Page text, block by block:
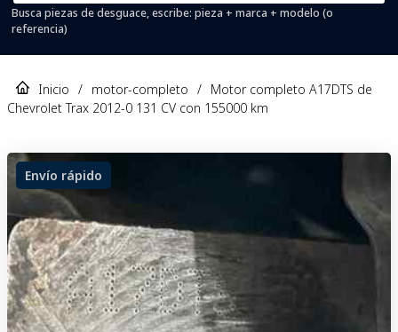
Busca piezas de desguace, escribe: pieza + marca + modelo (o
referencia)
Inicio / motor-completo / Motor completo A17DTS de
Chevrolet Trax 2012-0 131 CV con 155000 km
Envío rápido